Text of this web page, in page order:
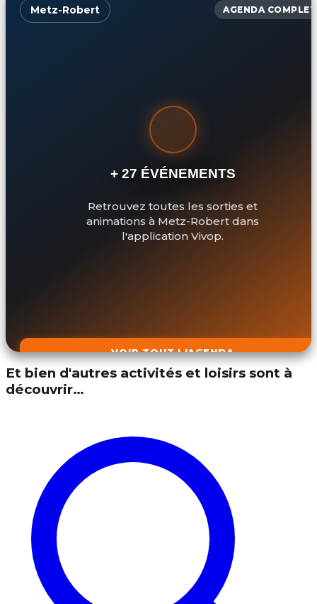
Metz-Robert AGENDA COMPLET
+ 27 ÉVÉNEMENTS
Retrouvez toutes les sorties et
animations à Metz-Robert dans
l'application Vivop.
VOIR TOUT L'AGENDA
Et bien d'autres activités et loisirs sont à
découvrir…